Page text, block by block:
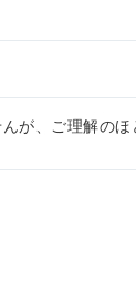
が、ご理解のほ